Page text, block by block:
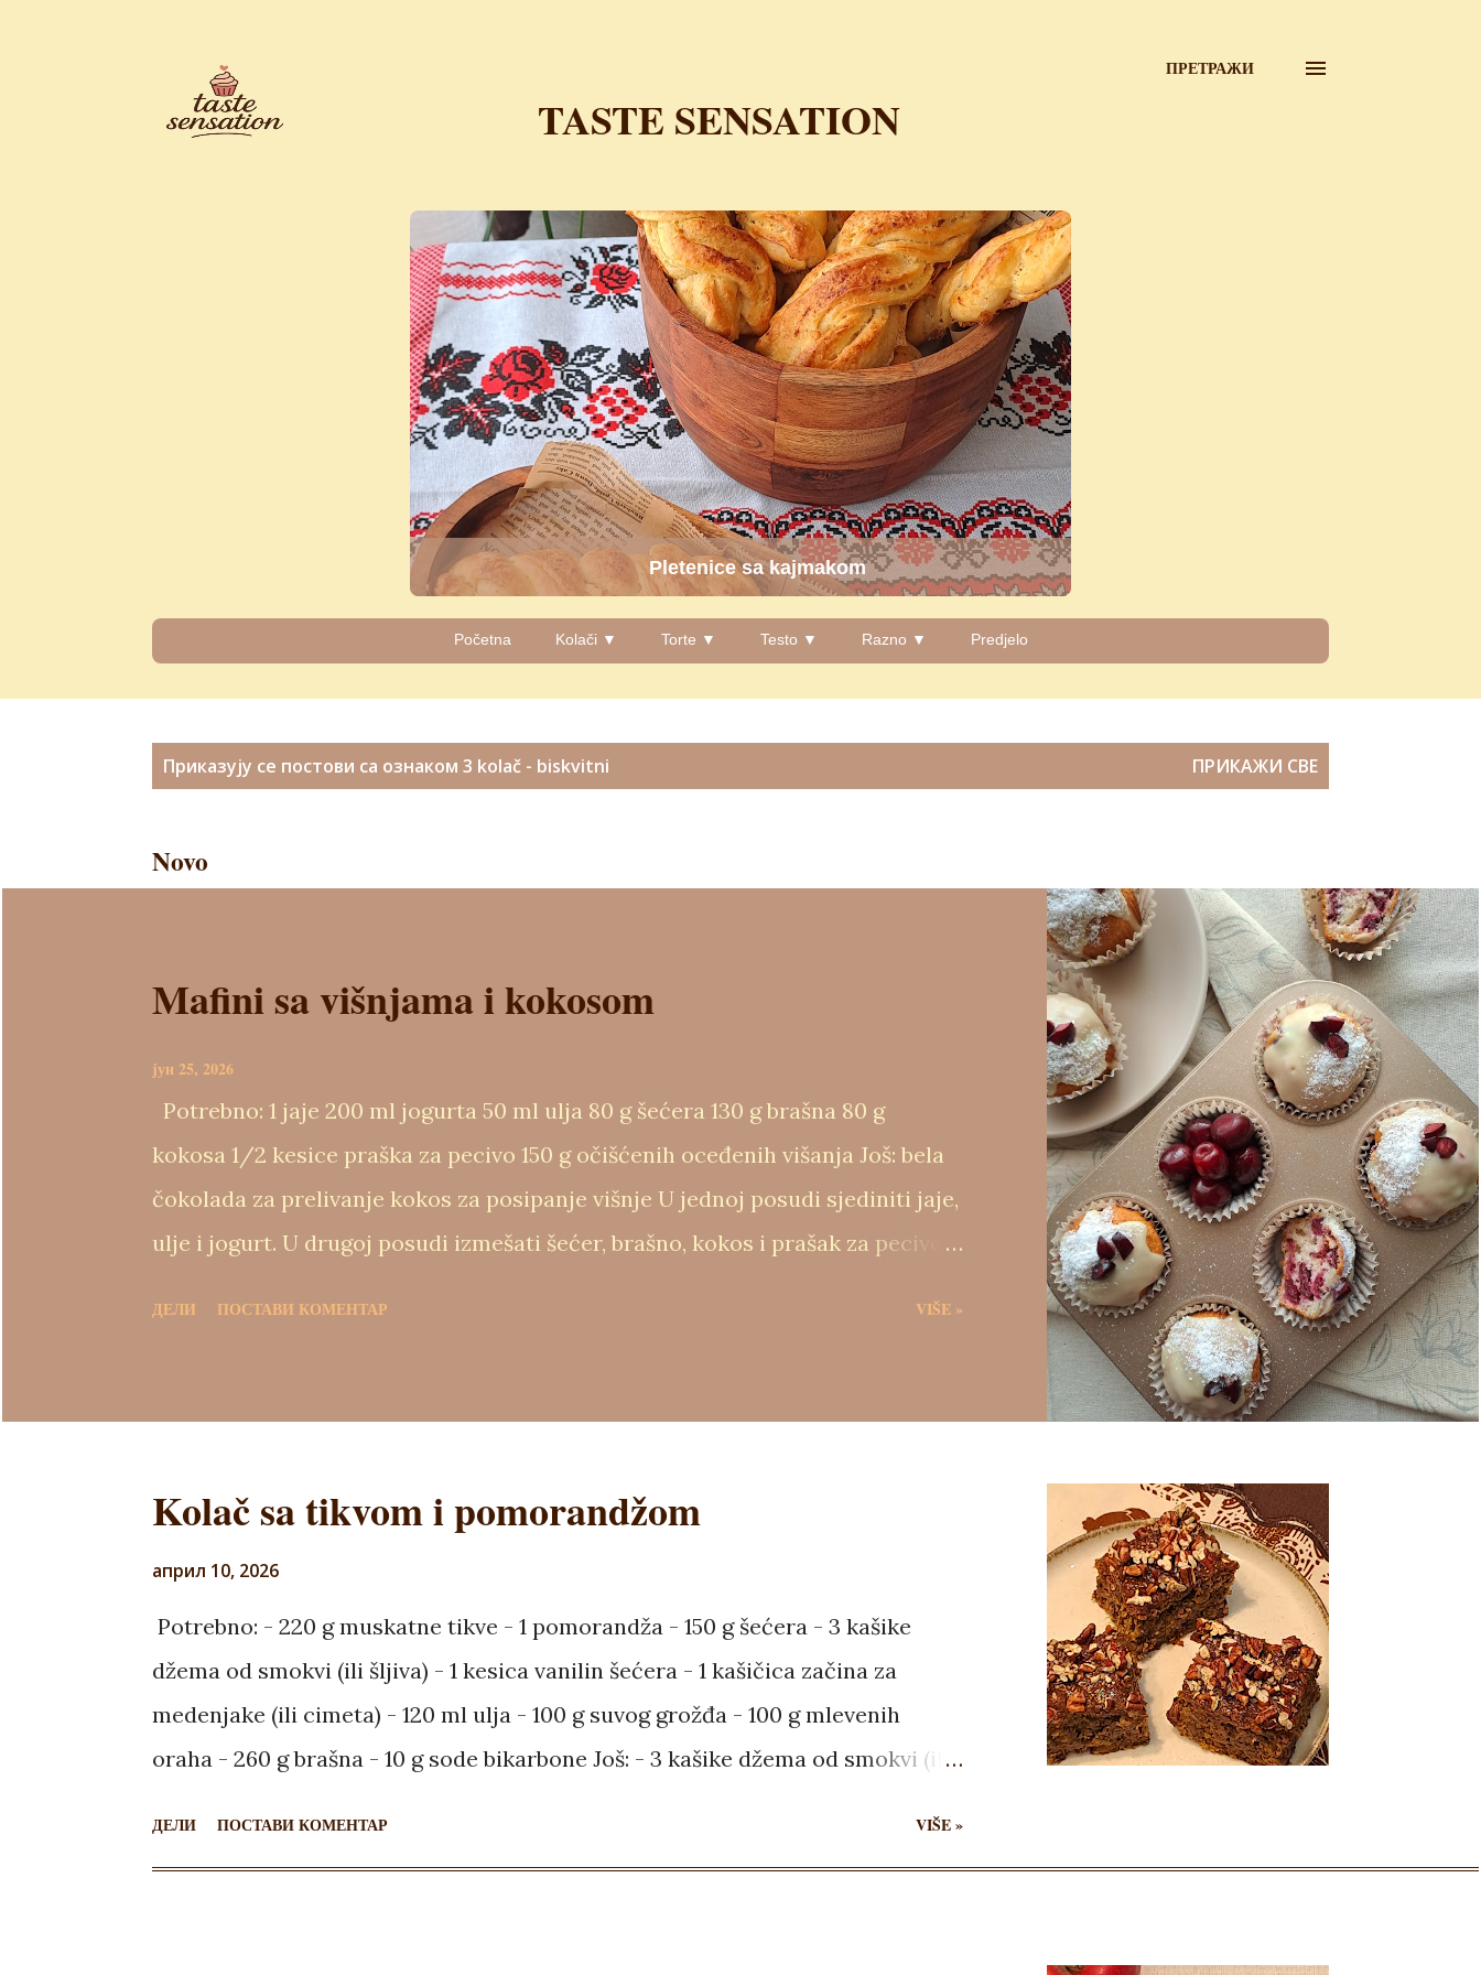
TASTE SENSATION
ПРЕТРАЖИ
Pletenice sa kajmakom
Početna Kolači ▼ Torte ▼ Testo ▼ Razno ▼ Predjelo
Приказују се постови са ознаком 3 kolač - biskvitni ПРИКАЖИ СВЕ
Novo
Mafini sa višnjama i kokosom
јун 25, 2026
Potrebno: 1 jaje 200 ml jogurta 50 ml ulja 80 g šećera 130 g brašna 80 g
kokosa 1/2 kesice praška za pecivo 150 g očišćenih oceđenih višanja Još: bela
čokolada za prelivanje kokos za posipanje višnje U jednoj posudi sjediniti jaje,
ulje i jogurt. U drugoj posudi izmešati šećer, brašno, kokos i prašak za pecivo.
čokoladom ili samo posuti kokosom i prah šećerom.
ДЕЛИ ПОСТАВИ КОМЕНТАР VIŠE »
Kolač sa tikvom i pomorandžom
април 10, 2026
Potrebno: - 220 g muskatne tikve - 1 pomorandža - 150 g šećera - 3 kašike
džema od smokvi (ili šljiva) - 1 kesica vanilin šećera - 1 kašičica začina za
medenjake (ili cimeta) - 120 ml ulja - 100 g suvog grožđa - 100 g mlevenih
oraha - 260 g brašna - 10 g sode bikarbone Još: - 3 kašike džema od smokvi (ili
ДЕЛИ ПОСТАВИ КОМЕНТАР VIŠE »